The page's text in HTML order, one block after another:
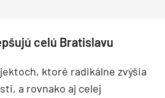
celú Bratislavu
ktoré radikálne zvýšia
a rovnako aj celej